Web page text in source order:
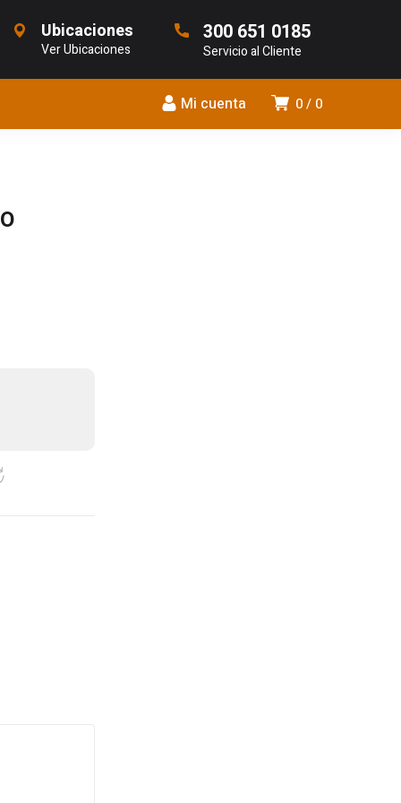
Ubicaciones
Ver Ubicaciones
300 651 0185
Servicio al Cliente
0 0
Mi cuenta